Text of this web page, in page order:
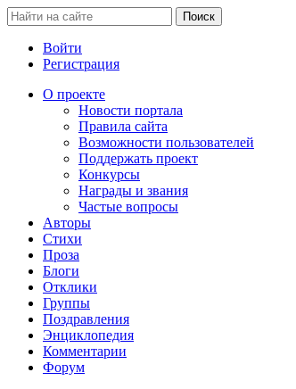
Войти
Регистрация
О проекте
Новости портала
Правила сайта
Возможности пользователей
Поддержать проект
Конкурсы
Награды и звания
Частые вопросы
Авторы
Стихи
Проза
Блоги
Отклики
Группы
Поздравления
Энциклопедия
Комментарии
Форум